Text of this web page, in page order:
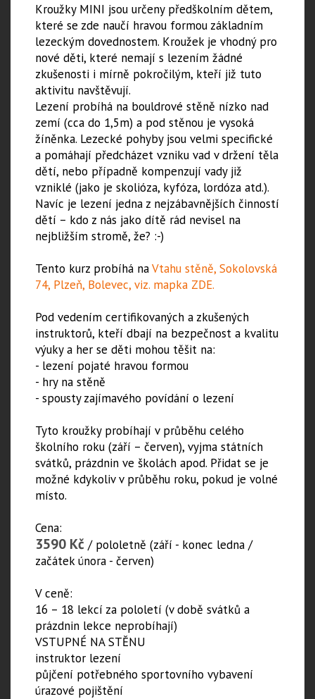
Kroužky MINI jsou určeny předškolním dětem,
které se zde naučí hravou formou základním
lezeckým dovednostem. Kroužek je vhodný pro
nové děti, které nemají s lezením žádné
zkušenosti i mírně pokročilým, kteří již tuto
aktivitu navštěvují.
Lezení probíhá na bouldrové stěně nízko nad
zemí (cca do 1,5m) a pod stěnou je vysoká
žíněnka. Lezecké pohyby jsou velmi specifické
a pomáhají předcházet vzniku vad v držení těla
dětí, nebo případně kompenzují vady již
vzniklé (jako je skolióza, kyfóza, lordóza atd.).
Navíc je lezení jedna z nejzábavnějších činností
dětí – kdo z nás jako dítě rád nevisel na
nejbližším stromě, že? :-)
Tento kurz probíhá naVtahu stěně, Sokolovská
74, Plzeň, Bolevec, viz. mapka ZDE.
Pod vedením certifikovaných a zkušených
instruktorů, kteří dbají na bezpečnost a kvalitu
výuky a her se děti mohou těšit na:
- lezení pojaté hravou formou
- hry na stěně
- spousty zajímavého povídání o lezení
Tyto kroužky probíhají v průběhu celého
školního roku (září – červen), vyjma státních
svátků, prázdnin ve školách apod. Přidat se je
možné kdykoliv v průběhu roku, pokud je volné
místo.
Cena:
3590 Kč / pololetně (září - konec ledna /
začátek února - červen)
V ceně:
16 – 18 lekcí za pololetí (v době svátků a
prázdnin lekce neprobíhají)
VSTUPNÉ NA STĚNU
instruktor lezení
půjčení potřebného sportovního vybavení
úrazové pojištění